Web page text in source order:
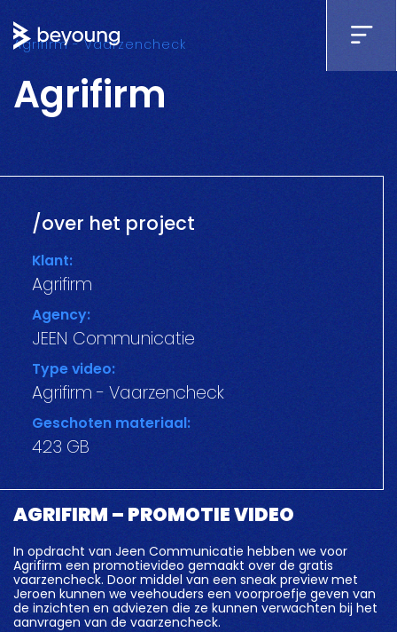
Agrifirm - Vaarzencheck
Agrifirm
/over het project
Klant:
Agrifirm
Agency:
JEEN Communicatie
Type video:
Agrifirm - Vaarzencheck
Geschoten materiaal:
423 GB
AGRIFIRM – PROMOTIE VIDEO
In opdracht van Jeen Communicatie hebben we voor
Agrifirm een promotievideo gemaakt over de gratis
vaarzencheck. Door middel van een sneak preview met
Jeroen kunnen we veehouders een voorproefje geven van
de inzichten en adviezen die ze kunnen verwachten bij het
aanvragen van de vaarzencheck.